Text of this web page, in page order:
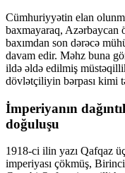
Cümhuriyyətin elan
baxmayaraq, Azərbaycan
baxımdan son dərəcə
davam edir. Məhz buna
ildə əldə edilmiş
dövlətçiliyin bərpası kimi
İmperiyanın
doğuluşu
1918-ci ilin yazı Qafqaz
imperiyası çökmüş,